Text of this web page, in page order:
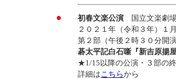
● 初春文楽公演 国立文楽劇
２０２１年（令和３年）
１
第２部（午後２時３０分開
碁太平記白石噺『新吉原揚
★1/15以降の公演・ ３部の
詳細はこちらから